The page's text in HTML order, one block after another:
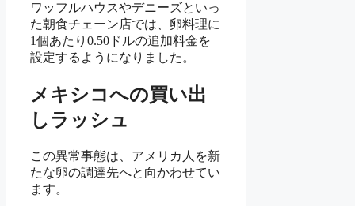
ワッフルハウスやデニーズといっ
た朝食チェーン店では、卵料理に
1個あたり0.50ドルの追加料金を
設定するようになりました。
メキシコへの買い出
しラッシュ
この異常事態は、アメリカ人を新
たな卵の調達先へと向かわせてい
ます。